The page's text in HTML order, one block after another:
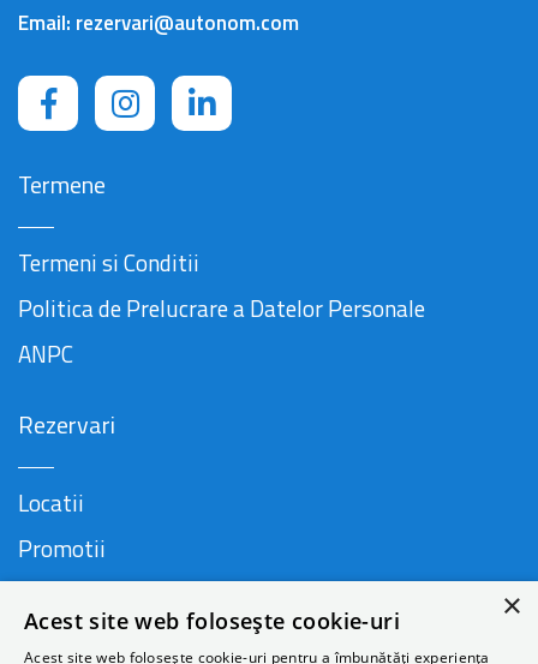
Email: rezervari@autonom.com
Termene
Termeni si Conditii
Politica de Prelucrare a Datelor Personale
ANPC
Rezervari
Locatii
Promotii
×
Acest site web folosește cookie-uri
Acest site web folosește cookie-uri pentru a îmbunătăți experiența